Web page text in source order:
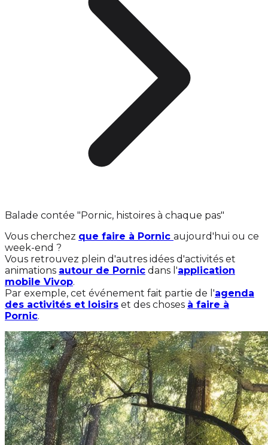
Balade contée "Pornic, histoires à chaque pas"
Vous cherchez que faire à Pornic aujourd'hui ou ce
week-end ?
Vous retrouvez plein d'autres idées d'activités et
animations autour de Pornic dans l'application
mobile Vivop.
Par exemple, cet événement fait partie de l'agenda
des activités et loisirs et des choses à faire à
Pornic.